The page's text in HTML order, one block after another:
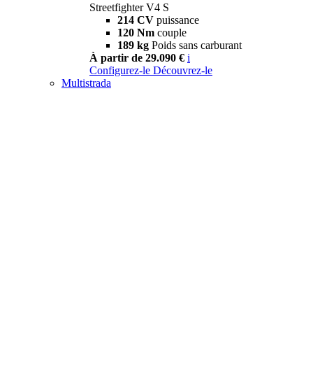
Streetfighter V4 S
214 CV puissance
120 Nm couple
189 kg Poids sans carburant
À partir de 29.090 € i
Configurez-le Découvrez-le
Multistrada